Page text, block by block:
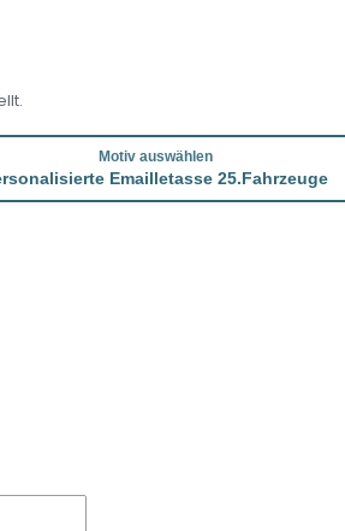
Motiv auswählen
Emailletasse 25.Fahrzeuge